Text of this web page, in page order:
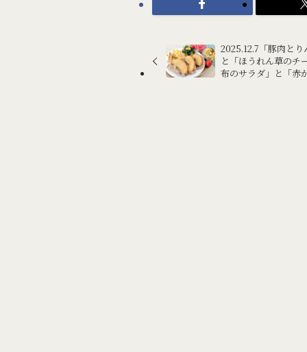
2025.12.7「豚肉と
と「ほうれん草のチ
布のサラダ」と「赤